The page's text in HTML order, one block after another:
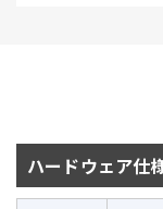
ハードウェア仕